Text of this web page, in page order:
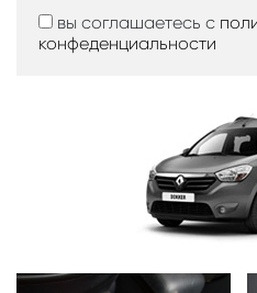
вы соглашаетесь с
конфеденциальности